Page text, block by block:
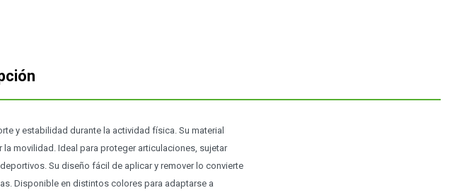
y estabilidad durante la actividad física. Su material
movilidad. Ideal para proteger articulaciones, sujetar
Su diseño fácil de aplicar y remover lo convierte
Disponible en distintos colores para adaptarse a